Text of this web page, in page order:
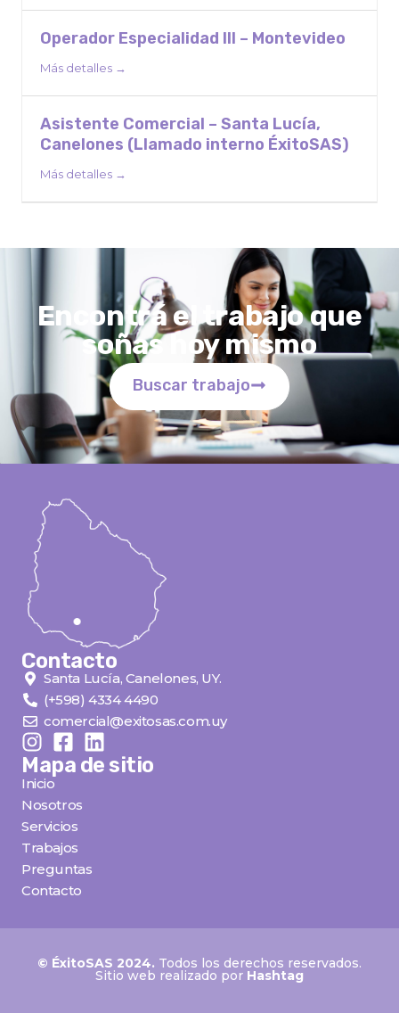
Operador Especialidad III – Montevideo
Más detalles
Asistente Comercial – Santa Lucía,
Canelones (Llamado interno ÉxitoSAS)
Más detalles
Encontrá el trabajo que
soñas hoy mismo
Buscar trabajo
Contacto
Santa Lucía, Canelones, UY.
(+598) 4334 4490
comercial@exitosas.com.uy
Mapa de sitio
Inicio
Nosotros
Servicios
Trabajos
Preguntas
Contacto
© ÉxitoSAS 2024. Todos los derechos reservados.
Sitio web realizado por Hashtag